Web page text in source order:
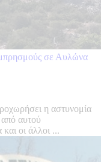
σε Αυλώνα
η αστυνομία
αυτού
οι άλλοι ...